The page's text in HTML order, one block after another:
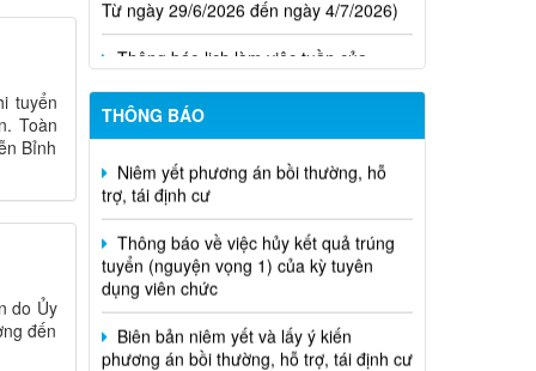
tuyển
Toàn
Bỉnh
do Ủy
đến
Thông báo lịch làm việc tuần của
HĐND và UBND phường Nhơn Trạch (từ
ngày 15/6/2026 đến ngày 21/6/2026
Thông báo lịch tiếp công dân của Chủ
tịch Hội đồng nhân dân phường tại các
khu phố trên địa bàn phường Nhơn
Trạch năm 2026
THÔNG BÁO
Niêm yết phương án bồi thường, hỗ
trợ, tái định cư
Thông báo về việc hủy kết quả trúng
tuyển (nguyện vọng 1) của kỳ tuyên
dụng viên chức
Biên bản niêm yết và lấy ý kiến
phương án bồi thường, hỗ trợ, tái định cư
của các hộ dân thuộc dự án công trình
"Nhánh rẽ đấu nối trạm biến áp 110kV